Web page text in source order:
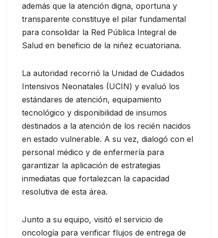
además que la atención digna, oportuna y
transparente constituye el pilar fundamental
para consolidar la Red Pública Integral de
Salud en beneficio de la niñez ecuatoriana.
La autoridad recorrió la Unidad de Cuidados
Intensivos Neonatales (UCIN) y evaluó los
estándares de atención, equipamiento
tecnológico y disponibilidad de insumos
destinados a la atención de los recién nacidos
en estado vulnerable. A su vez, dialogó con el
personal médico y de enfermería para
garantizar la aplicación de estrategias
inmediatas que fortalezcan la capacidad
resolutiva de esta área.
Junto a su equipo, visitó el servicio de
oncología para verificar flujos de entrega de